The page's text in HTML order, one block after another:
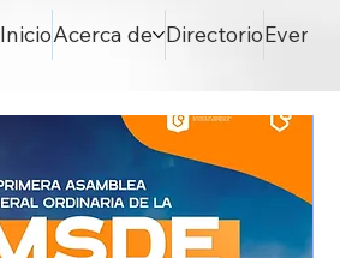
InicioAcerca de Directorio